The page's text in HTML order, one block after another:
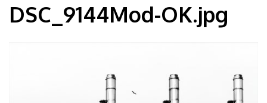
Jury
DSC_9144Mod-OK.jpg